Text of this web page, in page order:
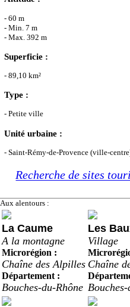
- 60 m
- Min. 7 m
- Max. 392 m
Superficie :
- 89,10 km²
Type :
- Petite ville
Unité urbaine :
- Saint-Rémy-de-Provence (ville-
Recherche de sites
Aux alentours :
La Caume
A la montagne
Microrégion :
Chaîne des Alpilles
Département :
Bouches-du-Rhône
Les
Village
Chaîne